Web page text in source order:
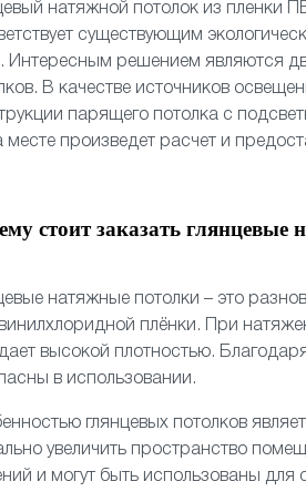
натяжной потолок из пленки
существующим
Интересным решением являются
В качестве источников
парящего потолка с
месте произведет расчет и
стоит заказать глянцевые
натяжные потолки – это
плёнки. При
высокой плотностью.
в использовании.
глянцевых потолков
увеличить пространство
и могут быть использованы для